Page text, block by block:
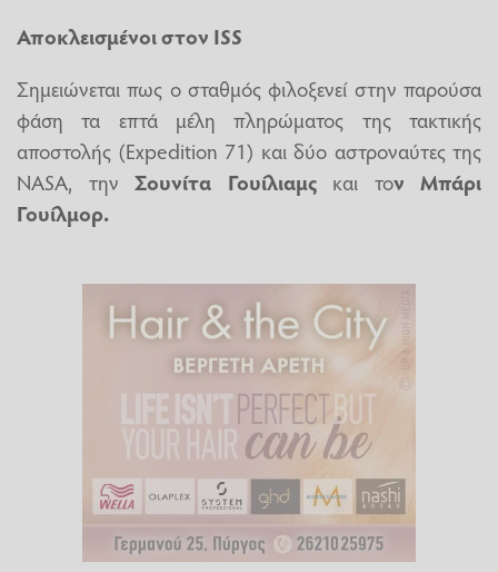
Αποκλεισμένοι στον ISS
Σημειώνεται πως ο σταθμός φιλοξενεί στην παρούσα
φάση τα επτά μέλη πληρώματος της τακτικής
αποστολής (Expedition 71) και δύο αστροναύτες της
NASA, την Σουνίτα Γουίλιαμςκαι τον Μπάρι
Γουίλμορ.